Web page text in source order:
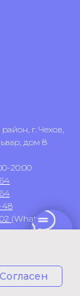
Согласен
г. Чехов,
дом 8
20:00
48
(WhatsApp)